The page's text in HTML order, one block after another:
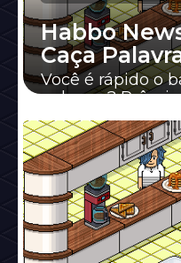
Habbo
Caça
Você é rápido o
palavras?